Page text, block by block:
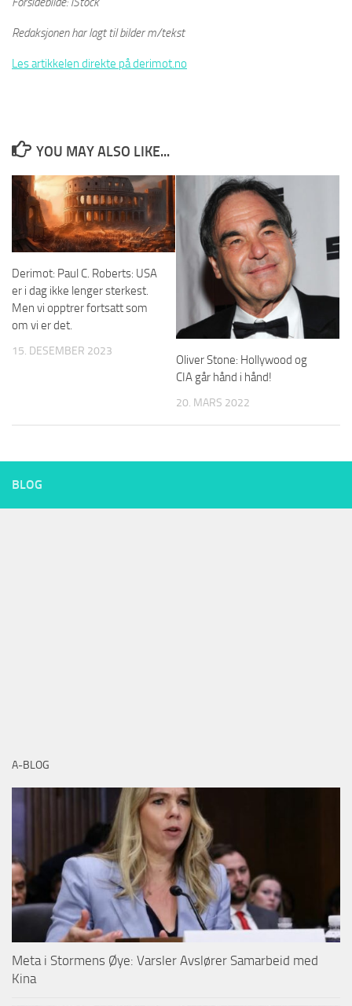
Redaksjonen har lagt til bilder m/tekst
Les artikkelen direkte på derimot.no
YOU MAY ALSO LIKE...
Derimot: Paul C. Roberts: USA
er i dag ikke lenger sterkest.
Men vi opptrer fortsatt som
om vi er det.
15. DESEMBER 2023
Oliver Stone: Hollywood og
CIA går hånd i hånd!
20. MARS 2022
BLOG
A-BLOG
Meta i Stormens Øye: Varsler Avslører Samarbeid med
Kina